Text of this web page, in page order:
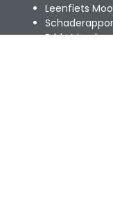
Leenfiets
Eddy Merckx